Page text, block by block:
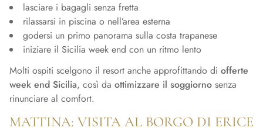
lasciare i bagagli senza fretta
rilassarsi in piscina o nell’area esterna
godersi un primo panorama sulla costa trapanese
iniziare il Sicilia week end con un ritmo lento
Molti ospiti scelgono il resort anche approfittando di offerte
week end Sicilia, così da ottimizzare il soggiorno senza
rinunciare al comfort.
MATTINA: VISITA AL BORGO DI ERICE